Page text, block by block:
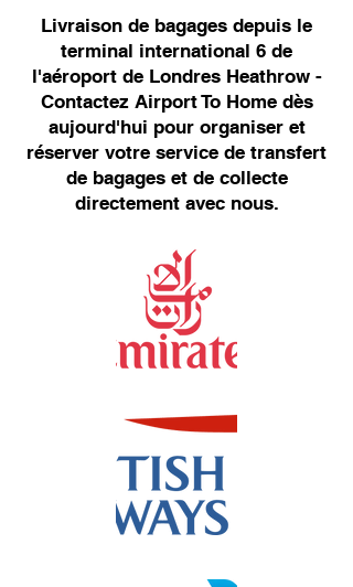
Livraison de bagages depuis le
terminal international 6 de
l'aéroport de Londres Heathrow -
Contactez Airport To Home dès
aujourd'hui pour organiser et
réserver votre service de transfert
de bagages et de collecte
directement avec nous.